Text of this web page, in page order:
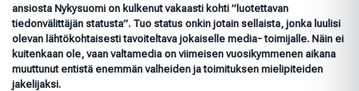
ansiosta Nykysuomi on kulkenut vakaasti kohti ”luotettavan
tiedonvälittäjän statusta”. Tuo status onkin jotain sellaista, jonka luulisi
olevan lähtökohtaisesti tavoiteltava jokaiselle media- toimijalle. Näin ei
kuitenkaan ole, vaan valtamedia on viimeisen vuosikymmenen aikana
muuttunut entistä enemmän valheiden ja toimituksen mielipiteiden
jakelijaksi.